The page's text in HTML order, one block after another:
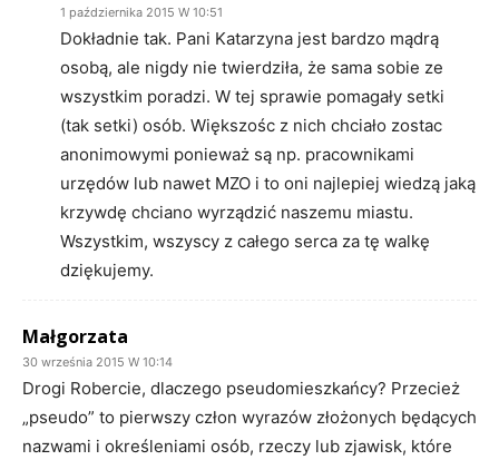
1 października 2015 W 10:51
Dokładnie tak. Pani Katarzyna jest bardzo mądrą
osobą, ale nigdy nie twierdziła, że sama sobie ze
wszystkim poradzi. W tej sprawie pomagały setki
(tak setki) osób. Większośc z nich chciało zostac
anonimowymi ponieważ są np. pracownikami
urzędów lub nawet MZO i to oni najlepiej wiedzą jaką
krzywdę chciano wyrządzić naszemu miastu.
Wszystkim, wszyscy z całego serca za tę walkę
dziękujemy.
Małgorzata
30 września 2015 W 10:14
Drogi Robercie, dlaczego pseudomieszkańcy? Przecież
„pseudo” to pierwszy człon wyrazów złożonych będących
nazwami i określeniami osób, rzeczy lub zjawisk, które